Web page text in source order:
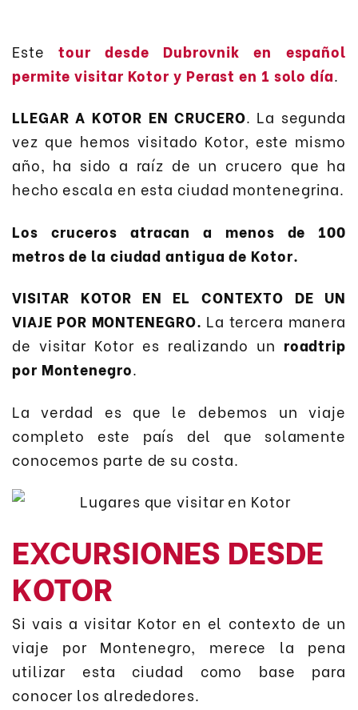
Este tour desde Dubrovnik en español
permite visitar Kotor y Perast en 1 solo día.
LLEGAR A KOTOR EN CRUCERO. La segunda
vez que hemos visitado Kotor, este mismo
año, ha sido a raíz de un crucero que ha
hecho escala en esta ciudad montenegrina.
Los cruceros atracan a menos de 100
metros de la ciudad antigua de Kotor.
VISITAR KOTOR EN EL CONTEXTO DE UN
VIAJE POR MONTENEGRO. La tercera manera
de visitar Kotor es realizando un roadtrip
por Montenegro.
La verdad es que le debemos un viaje
completo este país del que solamente
conocemos parte de su costa.
EXCURSIONES DESDE
KOTOR
Si vais a visitar Kotor en el contexto de un
viaje por Montenegro, merece la pena
utilizar esta ciudad como base para
conocer los alrededores.